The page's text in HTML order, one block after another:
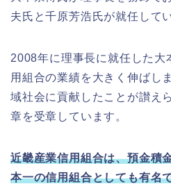
夫氏と千原芳浩氏が就任して
2008年に理事長に就任した大
用組合の業績を大きく伸ばし
域社会に貢献したことが讃え
章を受章しています。
近畿産業信用組合は、預金積
本一の信用組合としても有名